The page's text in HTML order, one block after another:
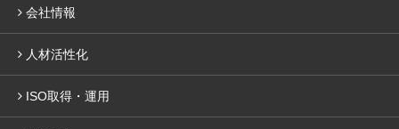
会社情報
人材活性化
ISO取得・運用